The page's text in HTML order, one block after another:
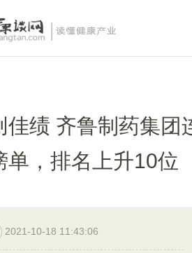
佳绩 齐鲁制药集团
单，排名上升10位
2021-10-18 11:43:06